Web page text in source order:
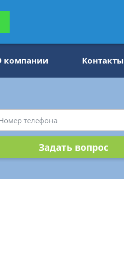
компании Контакты
Задать вопрос